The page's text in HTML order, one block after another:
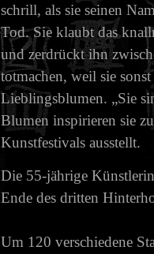
schrill, als sie seinen
Tod. Sie klaubt das
und zerdrückt ihn
totmachen, weil sie
Lieblingsblumen. „Sie
Blumen inspirieren sie
Kunstfestivals ausstellt.
Die 55-jährige
Ende des dritten
Um 120 verschiedene